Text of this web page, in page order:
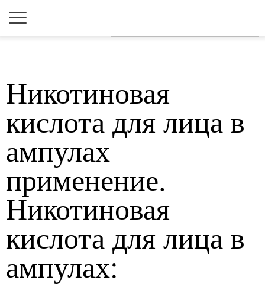
Никотиновая
кислота для лица в
ампулах
применение.
Никотиновая
кислота для лица в
ампулах: